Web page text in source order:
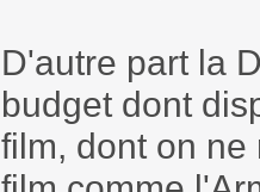
D'autre part la
budget dont
film, dont on